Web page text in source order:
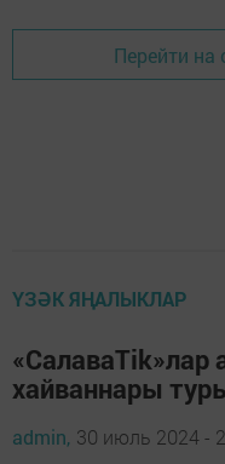
Перейти на
ҮЗӘК ЯҢАЛЫКЛАР
хайваннары
admin, 30 июль 2024 -